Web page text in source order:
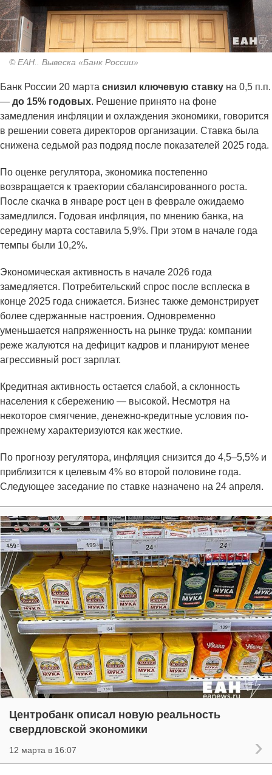
© ЕАН.. Вывеска «Банк России»
Банк России 20 марта снизил ключевую ставку на 0,5 п.п.
— до 15% годовых. Решение принято на фоне
замедления инфляции и охлаждения экономики, говорится
в решении совета директоров организации. Ставка была
снижена седьмой раз подряд после показателей 2025 года.
По оценке регулятора, экономика постепенно
возвращается к траектории сбалансированного роста.
После скачка в январе рост цен в феврале ожидаемо
замедлился. Годовая инфляция, по мнению банка, на
середину марта составила 5,9%. При этом в начале года
темпы были 10,2%.
Экономическая активность в начале 2026 года
замедляется. Потребительский спрос после всплеска в
конце 2025 года снижается. Бизнес также демонстрирует
более сдержанные настроения. Одновременно
уменьшается напряженность на рынке труда: компании
реже жалуются на дефицит кадров и планируют менее
агрессивный рост зарплат.
Кредитная активность остается слабой, а склонность
населения к сбережению — высокой. Несмотря на
некоторое смягчение, денежно-кредитные условия по-
прежнему характеризуются как жесткие.
По прогнозу регулятора, инфляция снизится до 4,5–5,5% и
приблизится к целевым 4% во второй половине года.
Следующее заседание по ставке назначено на 24 апреля.
Центробанк описал новую реальность
свердловской экономики
12 марта в 16:07